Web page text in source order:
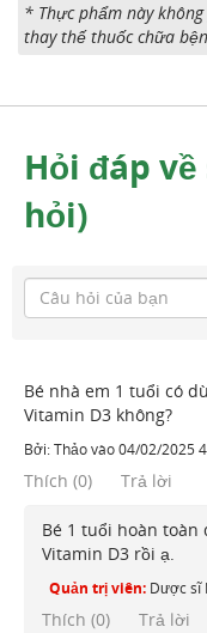
* Thực phẩm này
thay thế thuốc chữa
Hỏi đáp
hỏi)
Bé nhà em 1 tuổi có
Vitamin D3 không?
Bởi:Thảovào04/02/2025
Thích (0) Trả lời
Bé 1 tuổi hoàn
Vitamin D3 rồi ạ.
Quản trị viên: Dược sĩ
Thích (0) Trả lời